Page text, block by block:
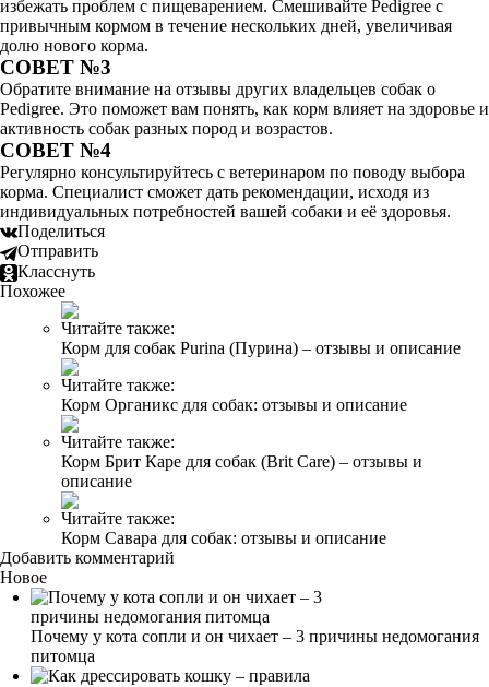
избежать проблем с пищеварением. Смешивайте Pedigree с
привычным кормом в течение нескольких дней, увеличивая
долю нового корма.
СОВЕТ №3
Обратите внимание на отзывы других владельцев собак о
Pedigree. Это поможет вам понять, как корм влияет на здоровье и
активность собак разных пород и возрастов.
СОВЕТ №4
Регулярно консультируйтесь с ветеринаром по поводу выбора
корма. Специалист сможет дать рекомендации, исходя из
индивидуальных потребностей вашей собаки и её здоровья.
Поделиться
Отправить
Класснуть
Похожее
Читайте также:
Корм для собак Purina (Пурина) – отзывы и описание
Читайте также:
Корм Органикс для собак: отзывы и описание
Читайте также:
Корм Брит Каре для собак (Brit Care) – отзывы и
описание
Читайте также:
Корм Савара для собак: отзывы и описание
Добавить комментарий
Новое
Почему у кота сопли и он чихает – 3 причины недомогания
питомца